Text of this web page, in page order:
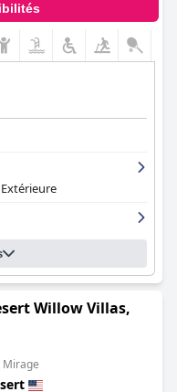
Willow Villas,
Mirage